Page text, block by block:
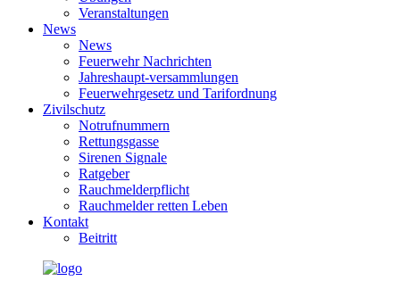
Veranstaltungen
News
News
Feuerwehr Nachrichten
Jahreshaupt-versammlungen
Feuerwehrgesetz und Tarifordnung
Zivilschutz
Notrufnummern
Rettungsgasse
Sirenen Signale
Ratgeber
Rauchmelderpflicht
Rauchmelder retten Leben
Kontakt
Beitritt